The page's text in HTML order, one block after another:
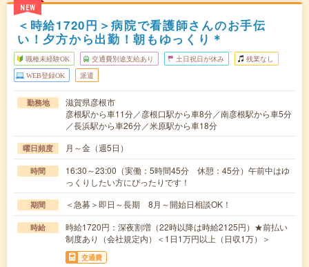
NEW
＜時給1720円＞病院で看護師さんのお手伝
い！夕方から出勤！朝もゆっくり＊
職種未経験OK 交通費別途支給あり 土日祝日が休み 残業なし
WEB登録OK 派遣
勤務地
滋賀県彦根市
彦根駅から車11分／彦根口駅から車8分／南彦根駅から車5分
／長浜駅から車26分／米原駅から車18分
曜日頻度 月～金（週5日）
時間
16:30～23:00（実働：5時間45分 休憩：45分）午前中はゆ
っくりしたい方にぴったりです！
期間 ＜急募＞即日～長期 8月～開始日相談OK！
時給
時給1720円：深夜割増（22時以降は時給2125円）★前払い
制度あり（会社規定内）＜1日1万円以上（日収1万）＞
交通費